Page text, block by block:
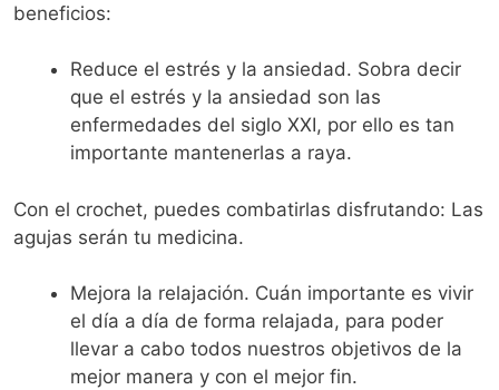
beneficios:
Reduce el estrés y la ansiedad. Sobra decir
que el estrés y la ansiedad son las
enfermedades del siglo XXI, por ello es tan
importante mantenerlas a raya.
Con el crochet, puedes combatirlas disfrutando: Las
agujas serán tu medicina.
Mejora la relajación. Cuán importante es vivir
el día a día de forma relajada, para poder
llevar a cabo todos nuestros objetivos de la
mejor manera y con el mejor fin.